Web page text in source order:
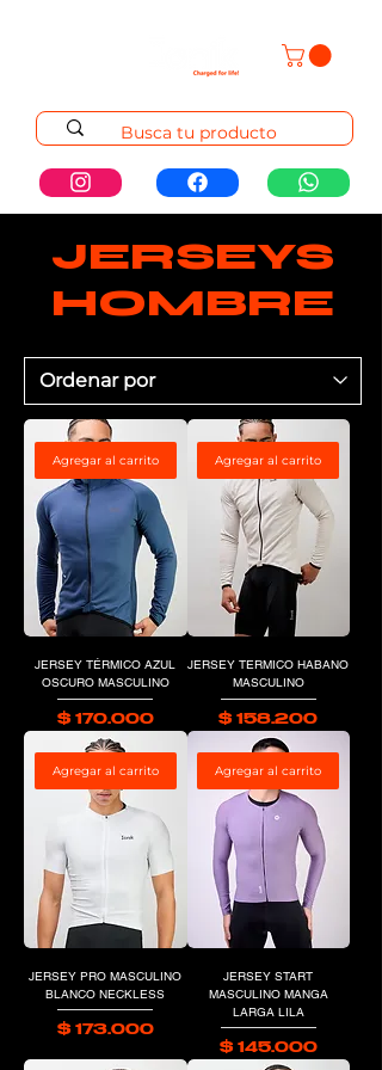
JERSEYS
HOMBRE
Agregar al carrito
JERSEY TÉRMICO AZUL
OSCURO MASCULINO
Precio
$ 170.000
Agregar al carrito
JERSEY TERMICO HABANO
MASCULINO
Precio
$ 158.200
Agregar al carrito
JERSEY PRO MASCULINO
BLANCO NECKLESS
Precio
$ 173.000
Agregar al carrito
JERSEY START
MASCULINO MANGA
LARGA LILA
Precio
$ 145.000